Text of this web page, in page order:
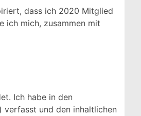
dass ich 2020 Mitglied
ich mich, zusammen mit
Ich habe in den
verfasst und den inhaltlichen